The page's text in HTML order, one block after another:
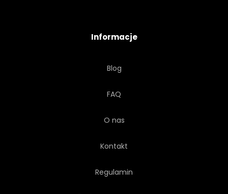
Informacje
Blog
FAQ
O nas
Kontakt
Regulamin